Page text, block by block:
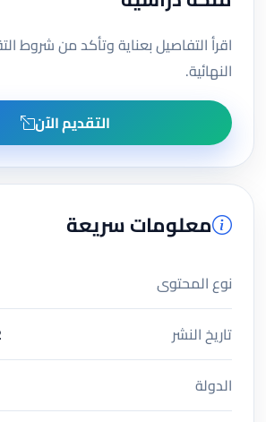
اقرأ التفاصيل بعناية وتأكد من شروط
النهائية.
التقديم الآن
معلومات سريعة
نوع المحتوى
تاريخ النشر
الدولة